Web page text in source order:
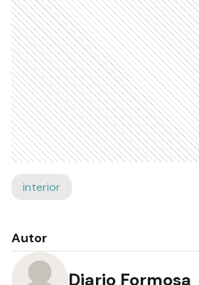
interior
Autor
Diario Formosa